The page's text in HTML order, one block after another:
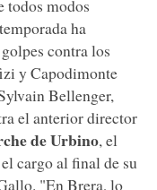
todos modos
ha
contra los
y Capodimonte
Bellenger,
el anterior director
de Urbino, el
cargo al final de su
"En Brera, lo